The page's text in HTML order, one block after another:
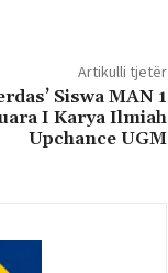
Artikulli tjetër
Siswa MAN 1
I Karya Ilmiah
Upchance UGM